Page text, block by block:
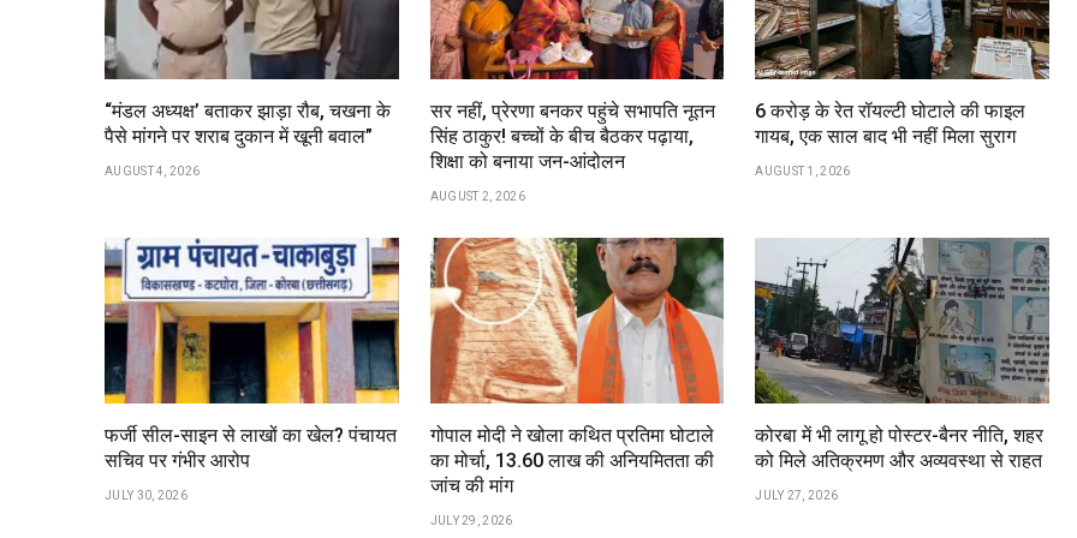
“मंडल अध्यक्ष’ बताकर झाड़ा रौब, चखना के
पैसे मांगने पर शराब दुकान में खूनी बवाल”
AUGUST 4, 2026
सर नहीं, प्रेरणा बनकर पहुंचे सभापति नूतन
सिंह ठाकुर! बच्चों के बीच बैठकर पढ़ाया,
शिक्षा को बनाया जन-आंदोलन
AUGUST 2, 2026
6 करोड़ के रेत रॉयल्टी घोटाले की फाइल
गायब, एक साल बाद भी नहीं मिला सुराग
AUGUST 1, 2026
फर्जी सील-साइन से लाखों का खेल? पंचायत
सचिव पर गंभीर आरोप
JULY 30, 2026
गोपाल मोदी ने खोला कथित प्रतिमा घोटाले
का मोर्चा, ₹13.60 लाख की अनियमितता की
जांच की मांग
JULY 29, 2026
कोरबा में भी लागू हो पोस्टर-बैनर नीति, शहर
को मिले अतिक्रमण और अव्यवस्था से राहत
JULY 27, 2026